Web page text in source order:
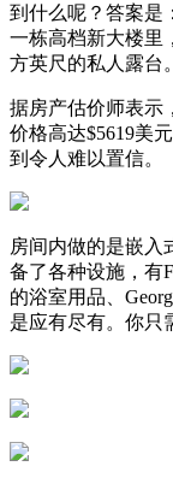
到什么呢？答案是
一栋高档新大楼里
方英尺的私人露台。
据房产估价师表示
价格高达$5619美
到令人难以置信。
房间内做的是嵌入
备了各种设施，有
的浴室用品、
是应有尽有。你只